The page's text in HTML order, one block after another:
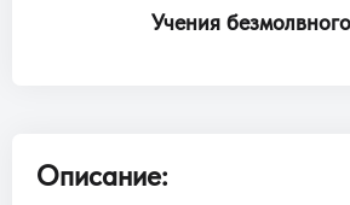
Учения
Описание: